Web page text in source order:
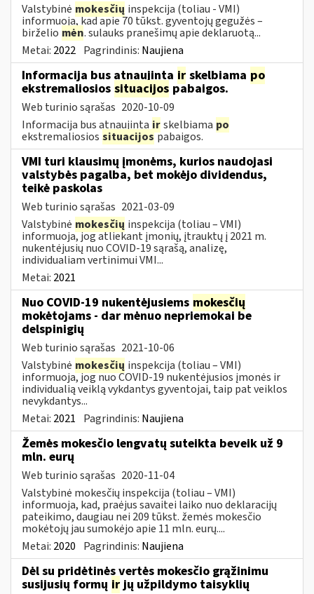
Valstybinė mokesčių inspekcija (toliau - VMI)
informuoja, kad apie 70 tūkst. gyventojų gegužės –
birželio mėn. sulauks pranešimų apie deklaruotą...
Metai: 2022 Pagrindinis: Naujiena
Informacija bus atnaujinta ir skelbiama po
ekstremaliosios situacijos pabaigos.
Web turinio sąrašas 2020-10-09
Informacija bus atnaujinta irskelbiama po
ekstremaliosios situacijospabaigos.
VMI turi klausimų įmonėms, kurios naudojasi
valstybės pagalba, bet mokėjo dividendus,
teikė paskolas
Web turinio sąrašas 2021-03-09
Valstybinė mokesčių inspekcija (toliau – VMI)
informuoja, jog atliekant įmonių, įtrauktų į 2021 m.
nukentėjusių nuo COVID-19 sąrašą, analizę,
individualiam vertinimui VMI...
Metai: 2021
Nuo COVID-19 nukentėjusiems mokesčių
mokėtojams - dar mėnuo nepriemokai be
delspinigių
Web turinio sąrašas 2021-10-06
Valstybinė mokesčių inspekcija (toliau – VMI)
informuoja, jog nuo COVID-19 nukentėjusios įmonės ir
individualią veiklą vykdantys gyventojai, taip pat veiklos
nevykdantys...
Metai: 2021 Pagrindinis: Naujiena
Žemės mokesčio lengvatų suteikta beveik už 9
mln. eurų
Web turinio sąrašas 2020-11-04
Valstybinė mokesčių inspekcija (toliau – VMI)
informuoja, kad, praėjus savaitei laiko nuo deklaracijų
pateikimo, daugiau nei 209 tūkst. žemės mokesčio
mokėtojų jau sumokėjo apie 11 mln. eurų....
Metai: 2020 Pagrindinis: Naujiena
Dėl su pridėtinės vertės mokesčio grąžinimu
susijusių formų irjų užpildymo taisyklių